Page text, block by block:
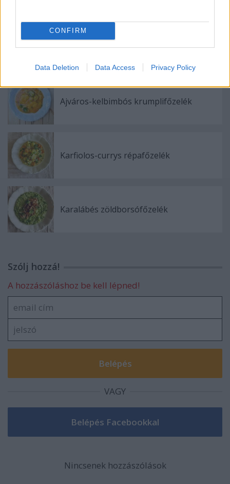
CONFIRM
Data Deletion Data Access Privacy Policy
Répás bazsalikomos sárgaborsó főzelék
Ajváros-kelbimbós krumplifőzelék
Karfiolos-currys répafőzelék
Karalábés zöldborsófőzelék
Szólj hozzá!
A hozzászóláshoz be kell lépned!
VAGY
Nincsenek hozzászólások